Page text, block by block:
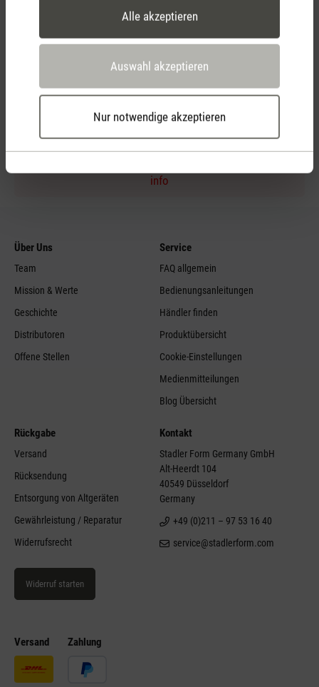
Alle akzeptieren
Auswahl akzeptieren
Nur notwendige akzeptieren
eigenem Servicecenter
per Telefon
info
Versand Zahlung
Über Uns
Team
Mission & Werte
Geschichte
Distributoren
Offene Stellen
Service
FAQ allgemein
Bedienungsanleitungen
Händler finden
Produktübersicht
Cookie-Einstellungen
Medienmitteilungen
Blog Übersicht
Rückgabe
Versand
Rücksendung
Entsorgung von Altgeräten
Gewährleistung / Reparatur
Widerrufsrecht
Widerruf starten
Kontakt
Stadler Form Germany GmbH
Alt-Heerdt 104
40549 Düsseldorf
Germany
+49 (0)211 – 97 53 16 40
service@stadlerform.com